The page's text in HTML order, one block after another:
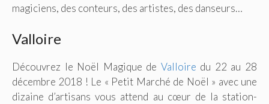
magiciens, des conteurs, des artistes, des danseurs…
Valloire
Découvrez le Noël Magique de Valloire du 22 au 28
décembre 2018 ! Le « Petit Marché de Noël » avec une
dizaine d’artisans vous attend au cœur de la station-